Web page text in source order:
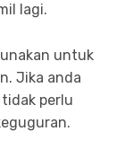
lagi.
untuk
Jika anda
perlu